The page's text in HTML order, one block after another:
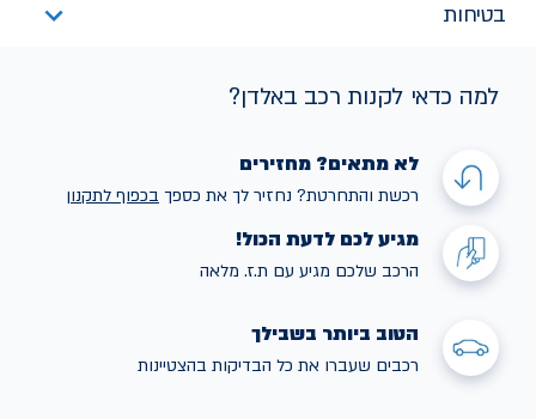
בטיחות
למה כדאי לקנות רכב באלדן?
לא מתאים? מחזירים
רכשת והתחרטת? נחזיר לך את כספך בכפוף לתקנון
מגיע לכם לדעת הכול!
הרכב שלכם מגיע עם ת.ז. מלאה
הטוב ביותר בשבילך
רכבים שעברו את כל הבדיקות בהצטיינות